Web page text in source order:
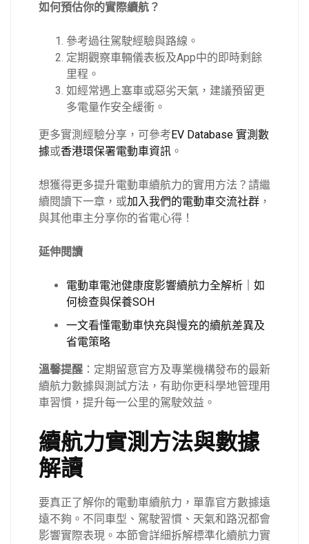
如何預估你的實際續航？
參考過往駕駛經驗與路線。
定期觀察車輛儀表板及App中的即時剩餘
里程。
如經常遇上塞車或惡劣天氣，建議預留更
多電量作安全緩衝。
更多實測經驗分享，可參考 EV Database 實測數
據或香港環保署電動車資訊 。
想獲得更多提升電動車續航力的實用方法？請繼
續閱讀下一章，或加入我們的電動車交流社群 ，
與其他車主分享你的省電心得！
延伸閱讀
電動車電池健康度影響續航力全解析｜如
何檢查與保養SOH
一文看懂電動車快充與慢充的續航差異及
省電策略
溫馨提醒 ：定期留意官方及專業機構發布的最新
續航力數據與測試方法，有助你更科學地管理用
車習慣，提升每一公里的駕駛效益。
續航力實測方法與數據
解讀
要真正了解你的電動車續航力，單靠官方數據遠
遠不夠。不同車型、駕駛習慣、天氣和路況都會
影響實際表現。本節會詳細拆解標準化續航力實